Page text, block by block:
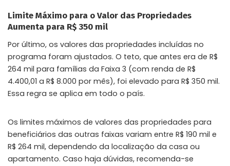
Limite Máximo para o Valor das Propriedades
Aumenta para R$ 350 mil
Por último, os valores das propriedades incluídas no
programa foram ajustados. O teto, que antes era de R$
264 mil para famílias da Faixa 3 (com renda de R$
4.400,01 a R$ 8.000 por mês), foi elevado para R$ 350 mil.
Essa regra se aplica em todo o país.
Os limites máximos de valores das propriedades para
beneficiários das outras faixas variam entre R$ 190 mil e
R$ 264 mil, dependendo da localização da casa ou
apartamento. Caso haja dúvidas, recomenda-se